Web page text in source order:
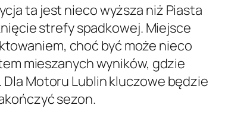
ta jest nieco wyższa niż Piasta
strefy spadkowej. Miejsce
choć być może nieco
mieszanych wyników, gdzie
Motoru Lublin kluczowe będzie
sezon.